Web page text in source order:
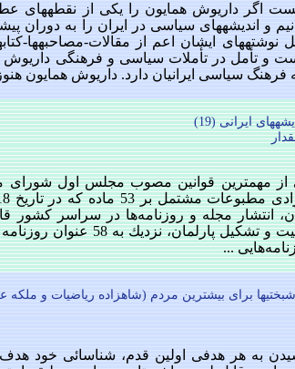
اگر داریوش همایون را یكی از
و اندیشه‏های سیاسی در ایران را به دوران
نوشته‏های ایشان اعم از مقالات-
است و تأمل در تأملات سیاسی و فرهنگی
سیاسی ایرانیان دارد. داریوش همایون
ایرانی (19)
انتشار مجله‌ و روزنامه‌ها در سراسر كشور
مشروطیت‌ و تشكیل‌
...
برای بیشترین مردم (شاهزاده ریاضیات و ملکه
به هر هدفی اولین قدم، شناسائی خود